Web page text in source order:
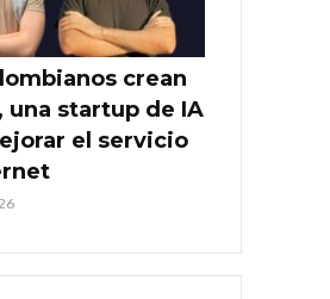
crean
una startup de IA
el servicio